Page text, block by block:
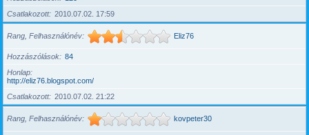
Csatlakozott
2010.07.02. 17:59
Rang, Felhasználónév Eliz76
Hozzászólások
84
Honlap
http://eliz76.blogspot.com/
Csatlakozott
2010.07.02. 21:22
Rang, Felhasználónév kovpeter30